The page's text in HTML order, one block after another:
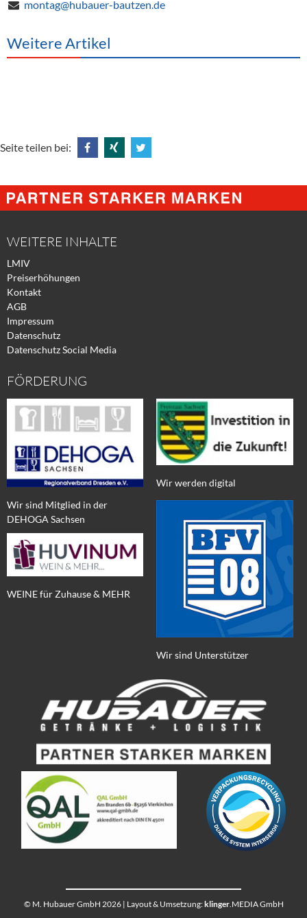
montag@hubauer-bautzen.de
Weitere Artikel
Seite teilen bei:
@
Facebook
@
Xing
@
Twitter
WEITERE INHALTE
LMIV
Preiserhöhungen
Kontakt
AGB
Impressum
Datenschutz
Datenschutz Social Media
FÖRDERUNG
Wir sind Mitglied in der
DEHOGA Sachsen
WEINE für Zuhause & MEHR
Wir werden digital
Wir sind Unterstützer
© M. Hubauer GmbH 2026 | Layout & Umsetzung:klinger.MEDIA GmbH